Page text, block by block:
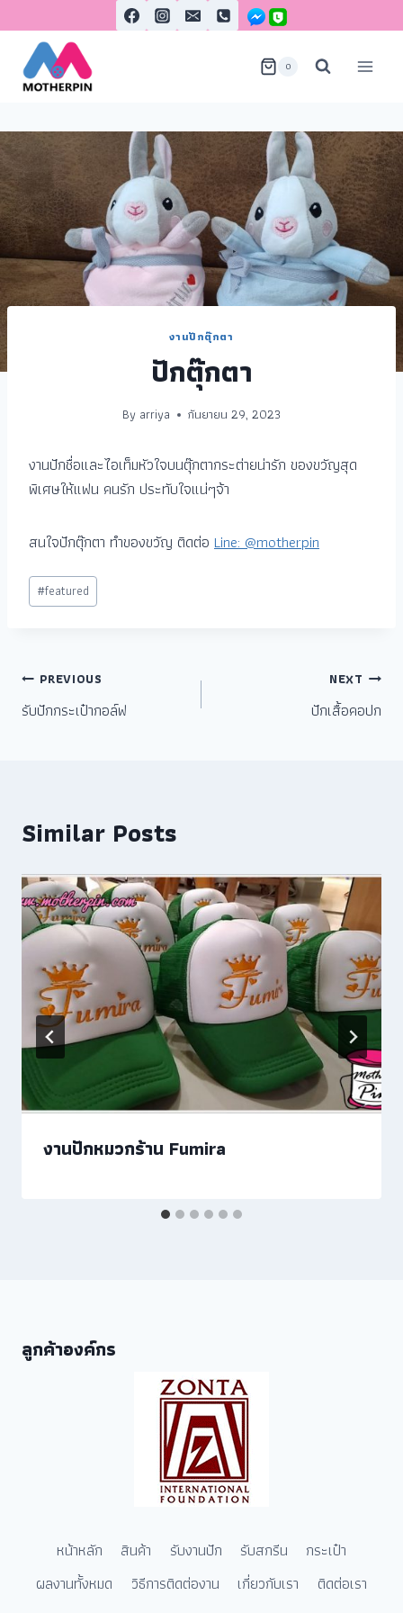
0
งานปักตุ๊กตา
ปักตุ๊กตา
By arriya กันยายน 29, 2023
งานปักชื่อและไอเท็มหัวใจบนตุ๊กตากระต่ายน่ารัก ของขวัญสุด
พิเศษให้แฟน คนรัก ประทับใจแน่ๆจ้า
สนใจปักตุ๊กตา ทำของขวัญ ติดต่อ Line: @motherpin
#featured
PREVIOUS
รับปักกระเป๋ากอล์ฟ
NEXT
ปักเสื้อคอปก
Similar Posts
งานปักหมวกร้าน Fumira
ลูกค้าองค์กร
หน้าหลัก สินค้า รับงานปัก รับสกรีน
กระเป๋า
ผลงานทั้งหมด
วิธีการติดต่องาน เกี่ยวกับเรา ติดต่อเรา